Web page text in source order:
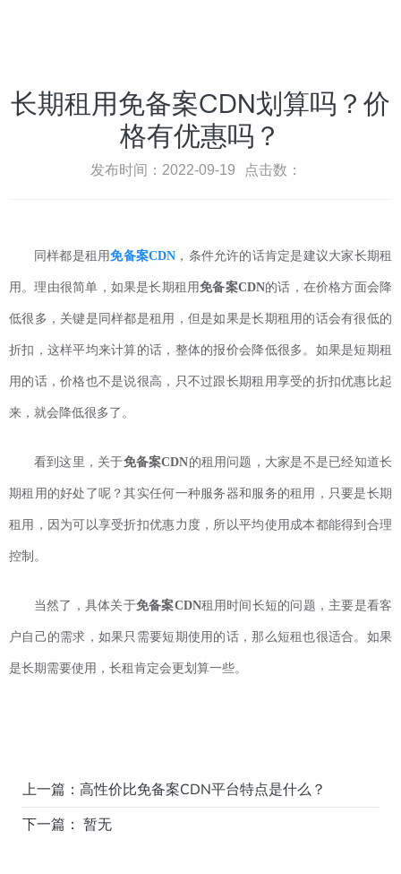
长期租用免备案CDN划算吗？价
格有优惠吗？
发布时间：2022-09-19 点击数：
同样都是租用免备案CDN ，条件允许的话肯定是建议大家长期租
用。理由很简单，如果是长期租用免备案CDN的话，在价格方面会降
低很多，关键是同样都是租用，但是如果是长期租用的话会有很低的
折扣，这样平均来计算的话，整体的报价会降低很多。如果是短期租
用的话，价格也不是说很高，只不过跟长期租用享受的折扣优惠比起
来，就会降低很多了。
看到这里，关于免备案CDN的租用问题，大家是不是已经知道长
期租用的好处了呢？其实任何一种服务器和服务的租用，只要是长期
租用，因为可以享受折扣优惠力度，所以平均使用成本都能得到合理
控制。
当然了，具体关于免备案CDN租用时间长短的问题，主要是看客
户自己的需求，如果只需要短期使用的话，那么短租也很适合。如果
是长期需要使用，长租肯定会更划算一些。
上一篇： 高性价比免备案CDN平台特点是什么？
下一篇： 暂无